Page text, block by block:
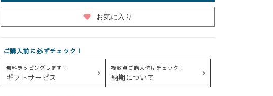
favorite お気に入り
ご購入前に必ずチェック！
無料ラッピングします！
ギフトサービス
複数点ご購入時はチェック！
納期について